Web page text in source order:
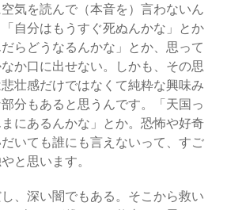
気を読んで（本音を）言わないん
自分はもうすぐ死ぬんかな」とか
だらどうなるんかな」とか、思って
なか口に出せない。しかも、その思
壮感だけではなくて純粋な興味み
分もあると思うんです。「天国っ
にあるんかな」とか。恐怖や好奇
いても誰にも言えないって、すご
と思います。
、深い闇でもある。そこから救い